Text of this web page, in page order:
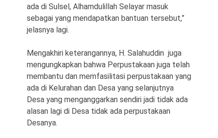
ada di Sulsel, Alhamdulillah Selayar masuk
sebagai yang mendapatkan bantuan tersebut,”
jelasnya lagi.
Mengakhiri keterangannya, H. Salahuddin juga
mengungkapkan bahwa Perpustakaan juga telah
membantu dan memfasilitasi perpustakaan yang
ada di Kelurahan dan Desa yang selanjutnya
Desa yang menganggarkan sendiri jadi tidak ada
alasan lagi di Desa tidak ada perpustakaan
Desanya.